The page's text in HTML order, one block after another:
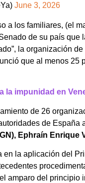
June 3, 2026
a los familiares, (el
de su país
la organización
que al menos
la impunidad en
de 26
de España
Ephraín Enrique
en la aplicación del
amparo del principio